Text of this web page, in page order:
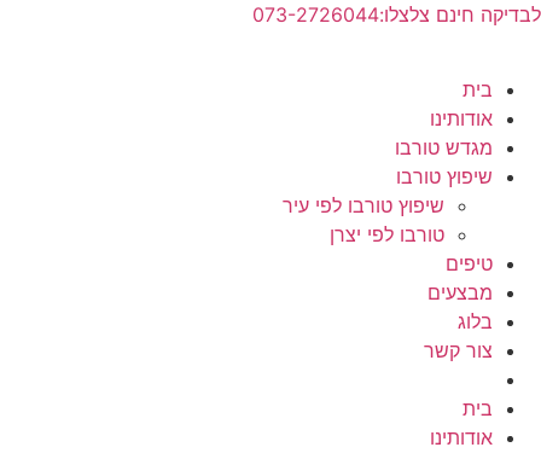
חינם צלצלו:073-2726044
בית
אודותינו
מגדש טורבו
שיפוץ טורבו
שיפוץ טורבו לפי עיר
טורבו לפי יצרן
טיפים
מבצעים
בלוג
צור קשר
בית
אודותינו